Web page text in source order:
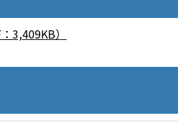
3,409KB）